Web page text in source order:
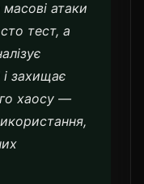
атаки
тест, а
і захищає
хаосу —